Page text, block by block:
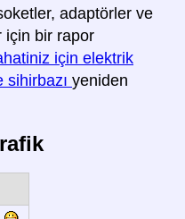
adaptörler ve
için bir rapor
için elektrik
yeniden